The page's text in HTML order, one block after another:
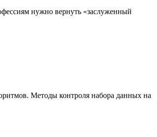
нужно вернуть «заслуженный
Методы контроля набора данных на